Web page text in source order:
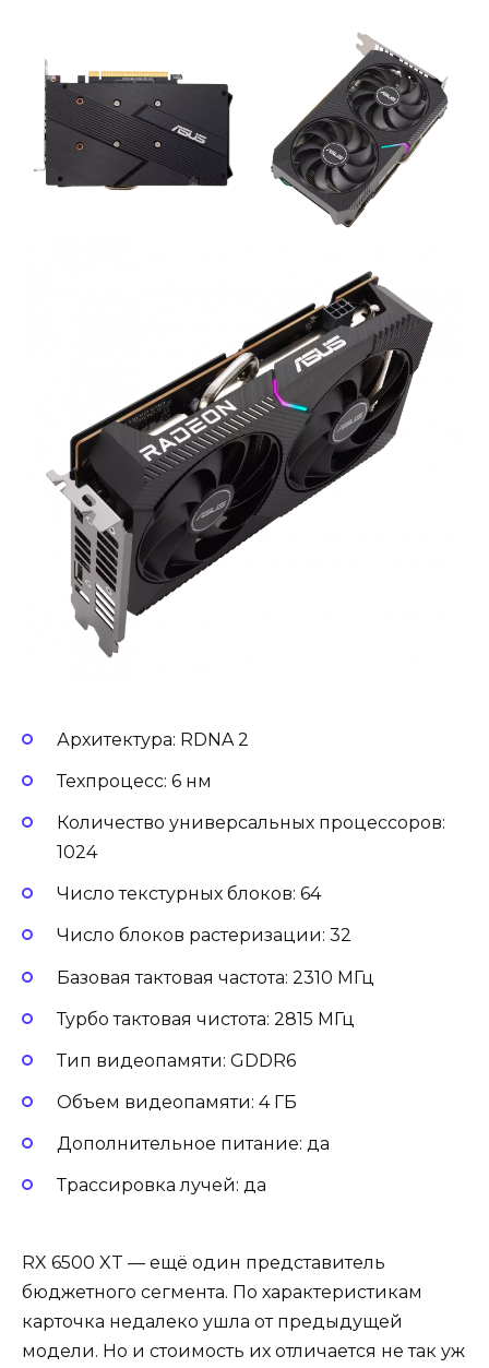
Архитектура: RDNA 2
Техпроцесс: 6 нм
Количество универсальных процессоров:
1024
Число текстурных блоков: 64
Число блоков растеризации: 32
Базовая тактовая частота: 2310 МГц
Турбо тактовая чистота: 2815 МГц
Тип видеопамяти: GDDR6
Объем видеопамяти: 4 ГБ
Дополнительное питание: да
Трассировка лучей: да
RX 6500 XT — ещё один представитель
бюджетного сегмента. По характеристикам
карточка недалеко ушла от предыдущей
модели. Но и стоимость их отличается не так уж